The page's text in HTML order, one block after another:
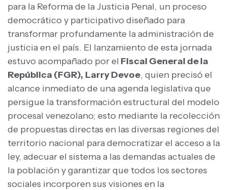
para la Reforma de la Justicia Penal, un proceso
democrático y participativo diseñado para
transformar profundamente la administración de
justicia en el país. El lanzamiento de esta jornada
estuvo acompañado por el Fiscal General de la
República (FGR), Larry Devoe, quien precisó el
alcance inmediato de una agenda legislativa que
persigue la transformación estructural del modelo
procesal venezolano; esto mediante la recolección
de propuestas directas en las diversas regiones del
territorio nacional para democratizar el acceso a la
ley, adecuar el sistema a las demandas actuales de
la población y garantizar que todos los sectores
sociales incorporen sus visiones en la